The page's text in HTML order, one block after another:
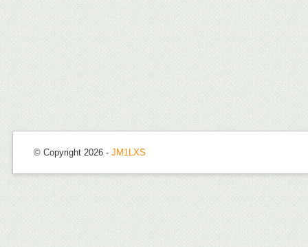
© Copyright 2026 - JM1LXS